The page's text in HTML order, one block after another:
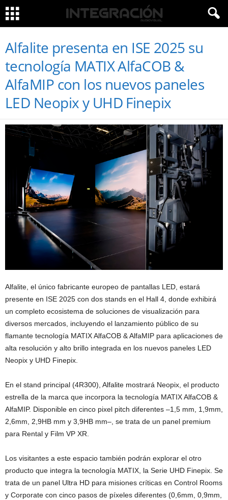
Alfalite presenta en ISE 2025 su
tecnología MATIX AlfaCOB &
AlfaMIP con los nuevos paneles
LED Neopix y UHD Finepix
Alfalite, el único fabricante europeo de pantallas LED, estará
presente en ISE 2025 con dos stands en el Hall 4, donde exhibirá
un completo ecosistema de soluciones de visualización para
diversos mercados, incluyendo el lanzamiento público de su
flamante tecnología MATIX AlfaCOB & AlfaMIP para aplicaciones de
alta resolución y alto brillo integrada en los nuevos paneles LED
Neopix y UHD Finepix.
En el stand principal (4R300), Alfalite mostrará Neopix, el producto
estrella de la marca que incorpora la tecnología MATIX AlfaCOB &
AlfaMIP. Disponible en cinco pixel pitch diferentes –1,5 mm, 1,9mm,
2,6mm, 2,9HB mm y 3,9HB mm–, se trata de un panel premium
para Rental y Film VP XR.
Los visitantes a este espacio también podrán explorar el otro
producto que integra la tecnología MATIX, la Serie UHD Finepix. Se
trata de un panel Ultra HD para misiones críticas en Control Rooms
y Corporate con cinco pasos de píxeles diferentes (0,6mm, 0,9mm,